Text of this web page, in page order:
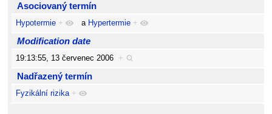
Asociovaný termín
Hypotermie + a Hypertermie +
Modification date
19:13:55, 13 červenec 2006 +
Nadřazený termín
Fyzikální rizika +